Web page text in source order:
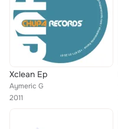
Xclean Ep
Aymeric G
2011